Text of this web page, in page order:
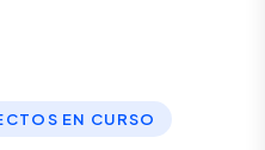
EN CURSO